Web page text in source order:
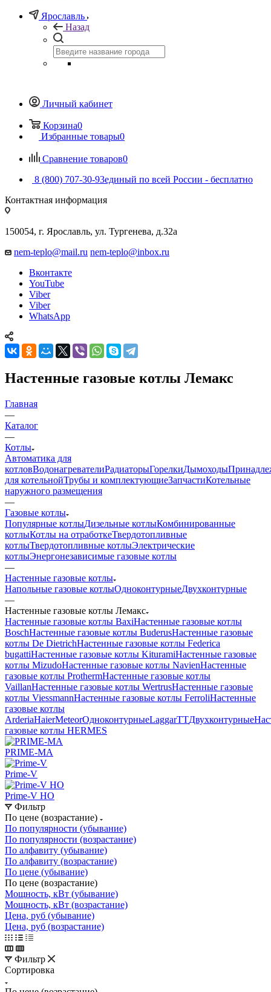
Ярославль
Назад
Личный кабинет
Корзина0
Избранные товары0
Сравнение товаров0
8 (800) 707-30-93единый по всей России - бесплатно
Контактная информация
150054, г. Ярославль, ул. Тургенева, д.32а
nem-teplo@mail.ru nem-teplo@inbox.ru
Вконтакте
YouTube
Viber
Viber
WhatsApp
Настенные газовые котлы Лемакс
Главная
—
Каталог
—
Котлы
Автоматика для
котловВодонагревателиРадиаторыГорелкиДымоходы
для котельнойТрубы и комплектующиеЗапчастиКотельные
наружного размещения
—
Газовые котлы
Популярные котлыДизельные котлыКомбинированные
котлыКотлы на отработкеТвердотопливные
котлыТвердотопливные котлыЭлектрические
котлыЭнергонезависимые газовые котлы
—
Настенные газовые котлы
Напольные газовые котлыОдноконтурныеДвухконтурные
—
Настенные газовые котлы Лемакс
Настенные газовые котлы BaxiНастенные газовые котлы
BoschНастенные газовые котлы BuderusНастенные газовые
котлы De DietrichНастенные газовые котлы Federica
bugattiНастенные газовые котлы KituramiНастенные газовые
котлы MizudoНастенные газовые котлы NavienНастенные
газовые котлы ProthermНастенные газовые котлы
VaillanНастенные газовые котлы WertrusНастенные газовые
котлы ViessmannНастенные газовые котлы FerroliНастенные
газовые котлы
ArderiaHaierMeteorОдноконтурныеLaggarTTДвухконтурные
газовые котлы HERMES
PRIME-MA
Prime-V
Prime-V HO
Фильтр
По цене (возрастание)
По популярности (убывание)
По популярности (возрастание)
По алфавиту (убывание)
По алфавиту (возрастание)
По цене (убывание)
По цене (возрастание)
Мощность, кВт (убывание)
Мощность, кВт (возрастание)
Цена, руб (убывание)
Цена, руб (возрастание)
Фильтр
Сортировка